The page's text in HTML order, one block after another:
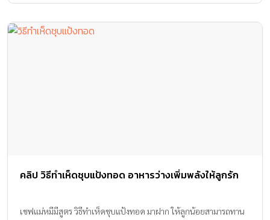
คลิป วิธีทำเห็ดชุบแป้งทอด อาหารว่างเพิ่มพลังให้ลูกรัก
เชฟแม่หมีมีสูตร วิธีทำเห็ดชุบแป้งทอด มาฝาก ให้ลูกน้อยสามารถทาน